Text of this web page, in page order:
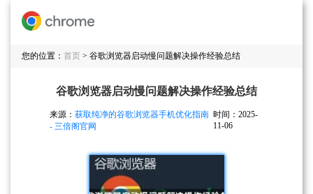
您的位置： 首页 > 谷歌浏览器启动慢问题解决操作经验总结
谷歌浏览器启动慢问题解决操作经验总结
来源： 获取纯净的谷歌浏览器手机优化指南
- 三倍阁官网
时间：2025-
11-06